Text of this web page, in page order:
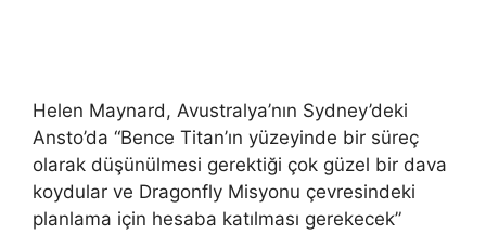
Helen Maynard, Avustralya’nın Sydney’deki
Ansto’da “Bence Titan’ın yüzeyinde bir süreç
olarak düşünülmesi gerektiği çok güzel bir dava
koydular ve Dragonfly Misyonu çevresindeki
planlama için hesaba katılması gerekecek”